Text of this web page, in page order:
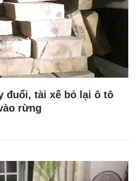
đuổi, tài xế bỏ lại ô tô
rừng